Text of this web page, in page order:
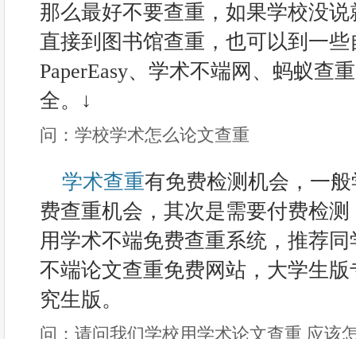
那么最好不要查重，如果学校没
直接到图书馆查重，也可以到一
PaperEasy、学术不端网、蚂蚁查
全。↓
问：学校学术怎么论文查重
学术查重有免费检测机会，一
费查重机会，其次是需要付费检
用学术不端免费查重系统，推荐
不端论文查重免费网站，大学生
究生版。
问：请问我们学校用学术论文查重 应该